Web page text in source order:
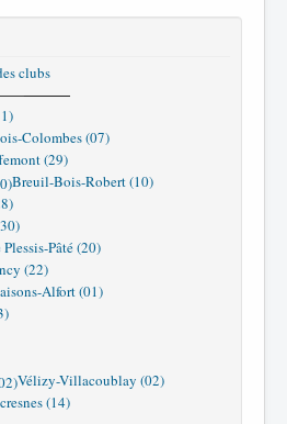
clubs
Colombes (07)
(29)
Breuil-Bois-Robert (10)
Plessis-Pâté (20)
(22)
Alfort (01)
Vélizy-Villacoublay (02)
(14)